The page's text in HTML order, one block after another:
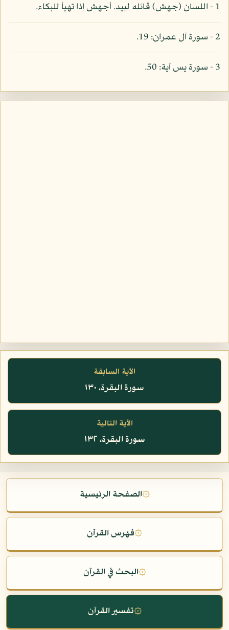
1 - اللسان (جهش) قائله لبيد. أجهش إذا تهيأ للبكاء.
2 - سورة آل عمران: 19.
3 - سورة يس آية: 50.
الآية السابقة
سورة البقرة، ١٣٠
الآية التالية
سورة البقرة، ١٣٢
۞الصفحة الرئيسية
۞فهرس القرآن
۞البحث في القرآن
۞تفسير القرآن